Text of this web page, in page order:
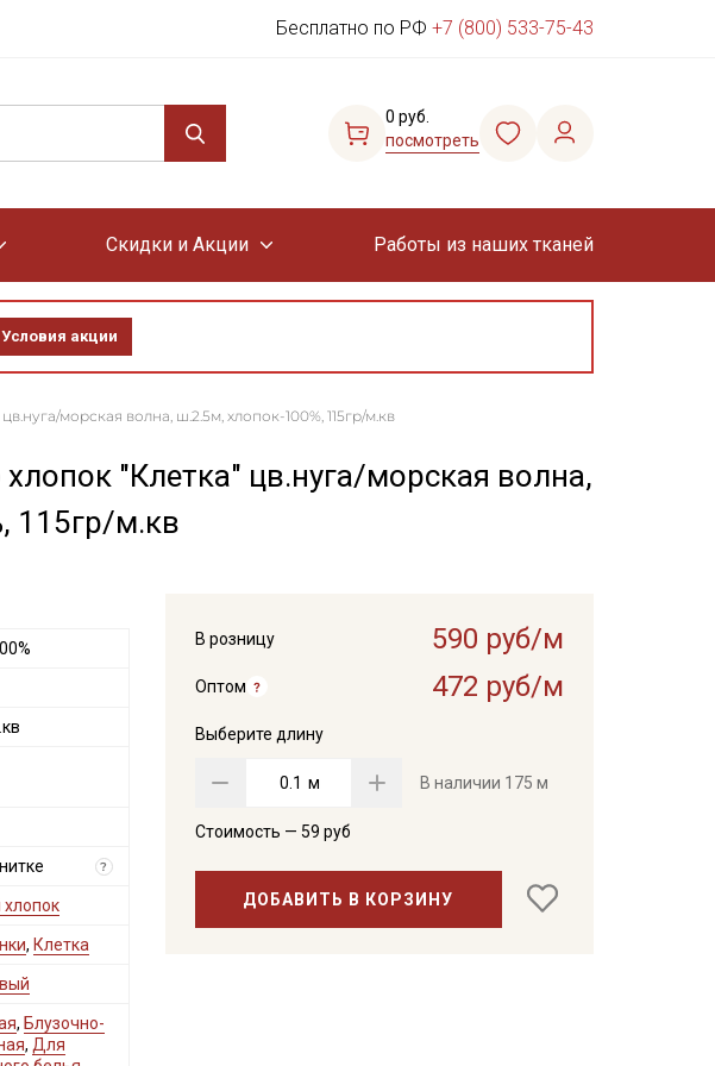
Бесплатно по РФ +7 (800) 533-75-43
0 руб.
посмотреть
Скидки и Акции Работы из наших тканей
Условия акции
морская волна, ш.2.5м, хлопок-100%, 115гр/м.кв
"Клетка" цв.нуга/морская волна,
115гр/м.кв
В розницу 590 руб/м
Оптом 472 руб/м
Выберите длину
м В наличии 175 м
Стоимость — 59 руб
ДОБАВИТЬ В КОРЗИНУ
?
, Клетка
, Блузочно-
, Для